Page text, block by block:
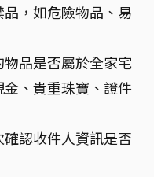
，如危險物品、易
品是否屬於全家宅
、貴重珠寶、證件
認收件人資訊是否